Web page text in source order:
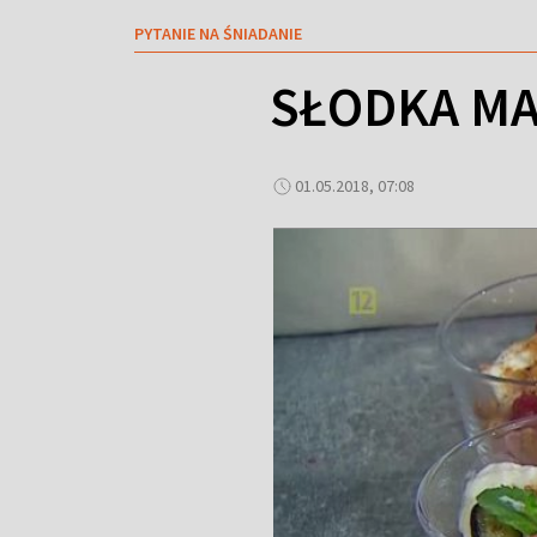
PYTANIE NA ŚNIADANIE
SŁODKA
01.05.2018, 07:08